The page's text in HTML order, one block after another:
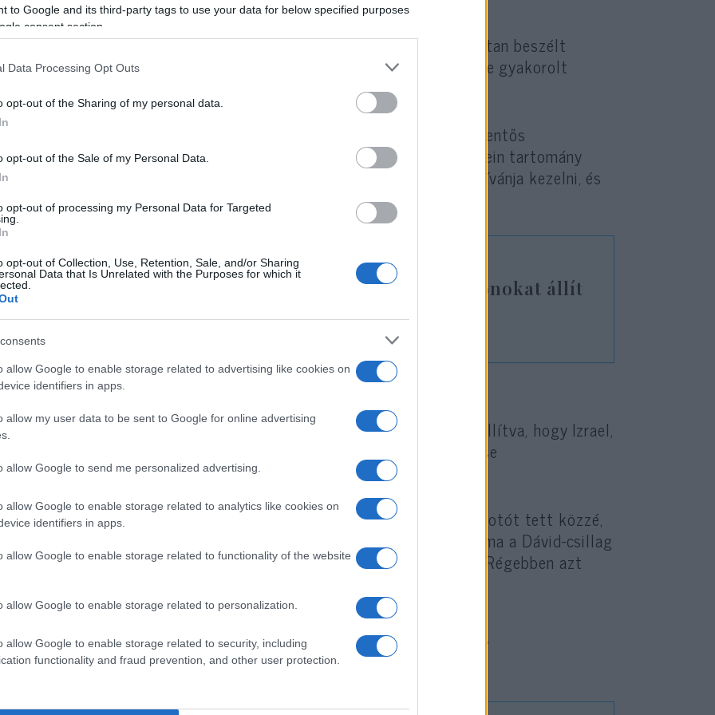
to Google and its third-party tags to use your data for below specified purposes
consent section.
Data Processing Opt Outs
opt-out of the Sharing of my personal data.
opt-out of the Sale of my Personal Data.
opt-out of processing my Personal Data for Targeted
opt-out of Collection, Use, Retention, Sale, and/or Sharing
Data that Is Unrelated with the Purposes for which it
allow Google to enable storage related to advertising like cookies on
identifiers in apps.
allow my user data to be sent to Google for online advertising
allow Google to send me personalized advertising.
allow Google to enable storage related to analytics like cookies on
identifiers in apps.
allow Google to enable storage related to functionality of the website
allow Google to enable storage related to personalization.
allow Google to enable storage related to security, including
functionality and fraud prevention, and other user protection.
akinek nagyszülei túlélték a holokausztot, korábbi interjúiban nyíltan beszélt
történetéről, valamint a zsidó kultúra és hagyományok életére gyakorolt
Jelenleg a CDU-n belül a Zsidó Fórum elnöke.
állítólag már 1981 óta tagja a CDU-nak, és az oktatásügyben is jelentős
ért el – korábban az észak-németországi Schleswig-Holstein tartomány
minisztere volt. Új szerepkörében a németországi tanárhiányt kívánja kezelni, és
magasabb fizetése mellett kíván fellépni.
Berlin berendelt: izraeli öngyilkos drónokat állít
oldalán
folyamatosan felszólal az Izraelt ért széles körű vádak ellen, azt állítva, hogy Izrael,
demokratikus ország, amelynek apartheid államként való megjelölése
minősül.
novemberében, egy hónappal a Hamász támadása után Prien egy fotót tett közzé,
édesanyja dávid-csillagos nyakláncát viselte, és ezt írta: „Anya, ma a Dávid-csillag
viselem. Évtizedeken át mindig a ruhád alá rejtve hordtad. Régebben azt
hogy a zsidó gyökereink felfedésétől való félelmed túlzás,
most rájöttem, hogy tévedtem – és neked volt igazad.”